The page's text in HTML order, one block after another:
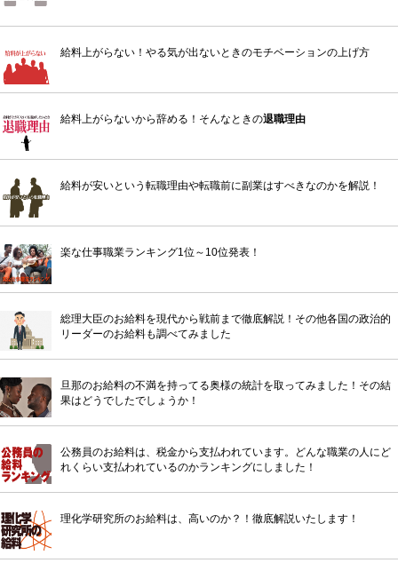
給料上がらない！やる気が出ないときのモチベーションの上げ方
給料上がらないから辞める！そんなときの退職理由
給料が安いという転職理由や転職前に副業はすべきなのかを解説！
楽な仕事職業ランキング1位～10位発表！
総理大臣のお給料を現代から戦前まで徹底解説！その他各国の政治的
リーダーのお給料も調べてみました
旦那のお給料の不満を持ってる奥様の統計を取ってみました！その結
果はどうでしたでしょうか！
公務員のお給料は、税金から支払われています。どんな職業の人にど
れくらい支払われているのかランキングにしました！
理化学研究所のお給料は、高いのか？！徹底解説いたします！